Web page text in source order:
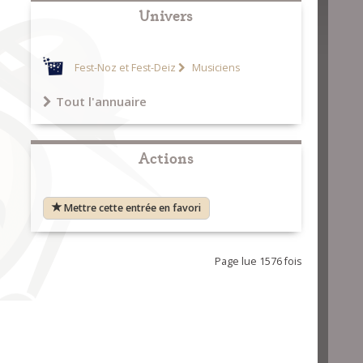
Univers
Fest-Noz et Fest-Deiz Musiciens
Tout l'annuaire
Actions
Mettre cette entrée en favori
Page lue 1576 fois